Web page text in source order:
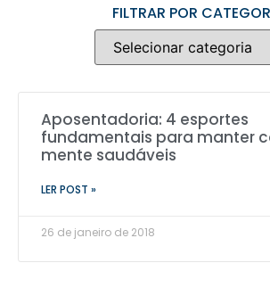
FILTRAR POR
Aposentadoria: 4 esportes
fundamentais para manter
mente saudáveis
LER POST »
26 de janeiro de 2018